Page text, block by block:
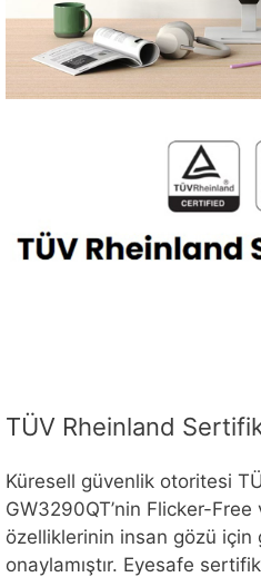
TÜV Rheinland
Küresell güvenlik otoritesi
GW3290QT’nin Flicker-
özelliklerinin insan gözü
onaylamıştır. Eyesafe